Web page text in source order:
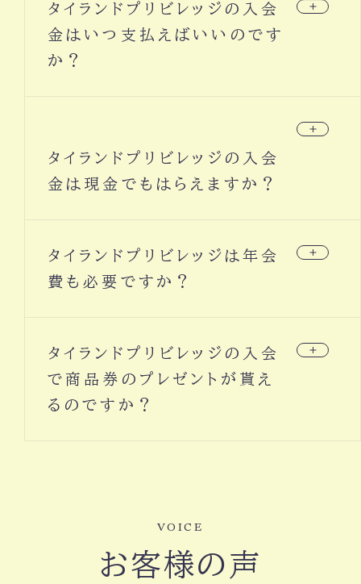
理事務所で行われます。審査には約一ヶ月前後か
かります。
タイランドプリビレッジの入会
金はいつ支払えばいいのです
か？
過し、入会承認（Approval Letter)が発行さ
れてから一ヶ月以内に行ってください。
タイランドプリビレッジの入会
金は現金でもはらえますか？
の口座にお振込みいただくか、クレジットカードで
のお支払いのどちらかをお選びいただきます。
タイランドプリビレッジは年会
費も必要ですか？
のみ必要で、年会費はございません。
タイランドプリビレッジの入会
で商品券のプレゼントが貰え
るのですか？
VOICE
お客様の声